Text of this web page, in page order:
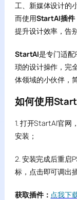
工、新媒体设计的
而使用StartAI插件
提升设计效率，告
StartAI是专门适配
琐的设计操作，完
体领域的小伙伴，
如何使用
1. 打开StartAI官网
安装；
2. 安装完成后重启
标，点击即可调出
获取插件： 点我下